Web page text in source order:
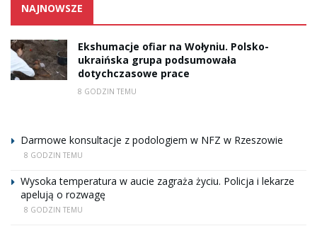
NAJNOWSZE
Ekshumacje ofiar na Wołyniu. Polsko-
ukraińska grupa podsumowała
dotychczasowe prace
8 GODZIN TEMU
Darmowe konsultacje z podologiem w NFZ w Rzeszowie
8 GODZIN TEMU
Wysoka temperatura w aucie zagraża życiu. Policja i lekarze
apelują o rozwagę
8 GODZIN TEMU